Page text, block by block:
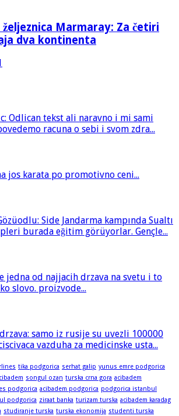
željeznica Marmaray: Za četiri
dva kontinenta
Odlican tekst ali naravno i mi sami
racuna o sebi i svom zdra...
jos karata po promotivno ceni...
Side Jandarma kampında Sualtı
burada eğitim görüyorlar. Gençle...
jedna od najjacih drzava na svetu i to
slovo. proizvode...
samo iz rusije su uvezli 100000
vazduha za medicinske usta...
tika podgorica serhat galip yunus emre podgorica
songul ozan turska crna gora acibadem
podgorica acibadem podgorica podgorica istanbul
podgorica ziraat banka turizam turska acibadem karadag
studiranje turska turska ekonomija studenti turska